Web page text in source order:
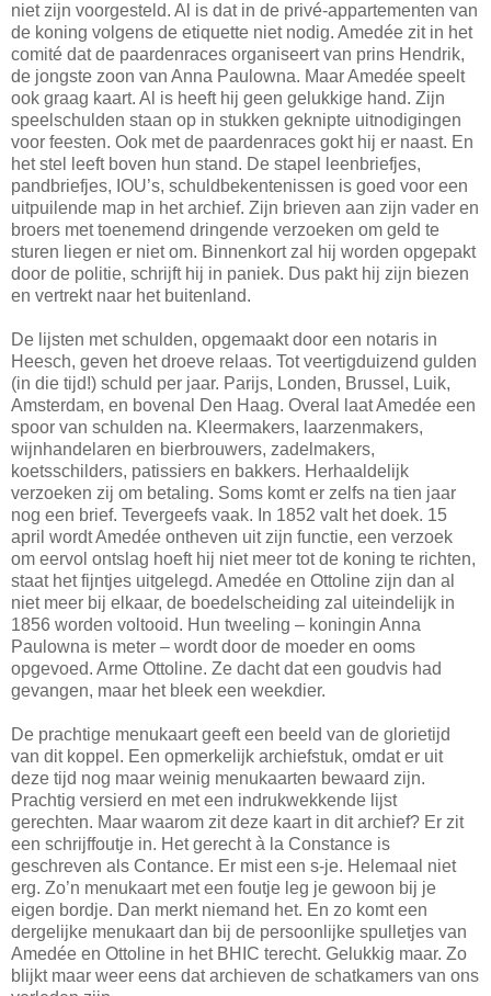
niet zijn voorgesteld. Al is dat in de privé-appartementen van
de koning volgens de etiquette niet nodig. Amedée zit in het
comité dat de paardenraces organiseert van prins Hendrik,
de jongste zoon van Anna Paulowna. Maar Amedée speelt
ook graag kaart. Al is heeft hij geen gelukkige hand. Zijn
speelschulden staan op in stukken geknipte uitnodigingen
voor feesten. Ook met de paardenraces gokt hij er naast. En
het stel leeft boven hun stand. De stapel leenbriefjes,
pandbriefjes, IOU’s, schuldbekentenissen is goed voor een
uitpuilende map in het archief. Zijn brieven aan zijn vader en
broers met toenemend dringende verzoeken om geld te
sturen liegen er niet om. Binnenkort zal hij worden opgepakt
door de politie, schrijft hij in paniek. Dus pakt hij zijn biezen
en vertrekt naar het buitenland.
De lijsten met schulden, opgemaakt door een notaris in
Heesch, geven het droeve relaas. Tot veertigduizend gulden
(in die tijd!) schuld per jaar. Parijs, Londen, Brussel, Luik,
Amsterdam, en bovenal Den Haag. Overal laat Amedée een
spoor van schulden na. Kleermakers, laarzenmakers,
wijnhandelaren en bierbrouwers, zadelmakers,
koetsschilders, patissiers en bakkers. Herhaaldelijk
verzoeken zij om betaling. Soms komt er zelfs na tien jaar
nog een brief. Tevergeefs vaak. In 1852 valt het doek. 15
april wordt Amedée ontheven uit zijn functie, een verzoek
om eervol ontslag hoeft hij niet meer tot de koning te richten,
staat het fijntjes uitgelegd. Amedée en Ottoline zijn dan al
niet meer bij elkaar, de boedelscheiding zal uiteindelijk in
1856 worden voltooid. Hun tweeling – koningin Anna
Paulowna is meter – wordt door de moeder en ooms
opgevoed. Arme Ottoline. Ze dacht dat een goudvis had
gevangen, maar het bleek een weekdier.
De prachtige menukaart geeft een beeld van de glorietijd
van dit koppel. Een opmerkelijk archiefstuk, omdat er uit
deze tijd nog maar weinig menukaarten bewaard zijn.
Prachtig versierd en met een indrukwekkende lijst
gerechten. Maar waarom zit deze kaart in dit archief? Er zit
een schrijffoutje in. Het gerecht à la Constance is
geschreven als Contance. Er mist een s-je. Helemaal niet
erg. Zo’n menukaart met een foutje leg je gewoon bij je
eigen bordje. Dan merkt niemand het. En zo komt een
dergelijke menukaart dan bij de persoonlijke spulletjes van
Amedée en Ottoline in het BHIC terecht. Gelukkig maar. Zo
blijkt maar weer eens dat archieven de schatkamers van ons